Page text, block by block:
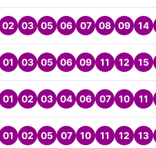
02 03 05 06 07 08 09 14
01 03 05 06 09 11 12 15
01 02 03 04 06 07 10 11
01 02 05 07 10 11 12 13